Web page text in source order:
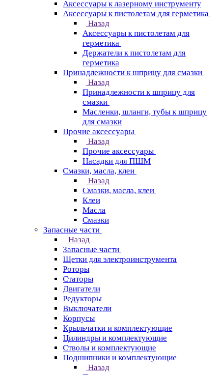
Аксессуары к лазерному инструменту
Аксессуары к пистолетам для герметика
Назад
Аксессуары к пистолетам для
герметика
Держатели к пистолетам для
герметика
Принадлежности к шприцу для смазки
Назад
Принадлежности к шприцу для
смазки
Масленки, шланги, тубы к шприцу
для смазки
Прочие аксессуары
Назад
Прочие аксессуары
Насадки для ПШМ
Смазки, масла, клеи
Назад
Смазки, масла, клеи
Клеи
Масла
Смазки
Запасные части
Назад
Запасные части
Щетки для электроинструмента
Роторы
Статоры
Двигатели
Редукторы
Выключатели
Корпусы
Крыльчатки и комплектующие
Цилиндры и комплектующие
Стволы и комплектующие
Подшипники и комплектующие
Назад